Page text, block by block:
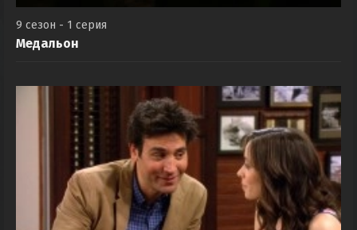
9 сезон - 1 серия
Медальон